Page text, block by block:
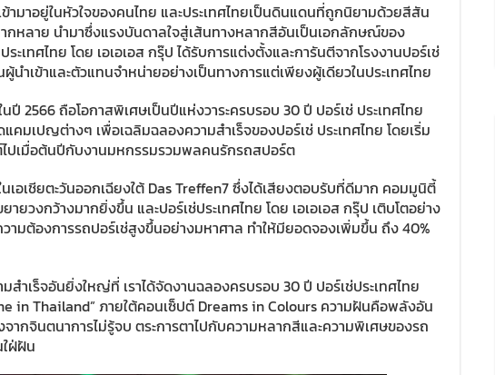
ข้ามาอยู่ในหัวใจของคนไทย และประเทศไทยเป็นดินแดนที่ถูกนิยามด้วยสีสัน
หลาย นำมาซึ่งแรงบันดาลใจสู่เส้นทางหลากสีอันเป็นเอกลักษณ์ของ
ระเทศไทย โดย เอเอเอส กรุ๊ป ได้รับการแต่งตั้งและการันตีจากโรงงานปอร์เช่
ผู้นำเข้าและตัวแทนจำหน่ายอย่างเป็นทางการแต่เพียงผู้เดียวในประเทศไทย
ปี 2566 ถือโอกาสพิเศษเป็นปีแห่งวาระครบรอบ 30 ปี ปอร์เช่ ประเทศไทย
มเปญต่างๆ เพื่อเฉลิมฉลองความสำเร็จของปอร์เช่ ประเทศไทย โดยเริ่ม
ปเมื่อต้นปีกับงานมหกรรมรวมพลคนรักรถสปอร์ต
เอเชียตะวันออกเฉียงใต้ Das Treffen7 ซึ่งได้เสียงตอบรับที่ดีมาก คอมมูนิตี้
ยายวงกว้างมากยิ่งขึ้น และปอร์เช่ประเทศไทย โดย เอเอเอส กรุ๊ป เติบโตอย่าง
ามต้องการรถปอร์เช่สูงขึ้นอย่างมหาศาล ทำให้มียอดจองเพิ่มขึ้น ถึง 40%
สำเร็จอันยิ่งใหญ่ที่ เราได้จัดงานฉลองครบรอบ 30 ปี ปอร์เช่ประเทศไทย
in Thailand” ภายใต้คอนเซ็ปต์ Dreams in Colours ความฝันคือพลังอัน
กจินตนาการไม่รู้จบ ตระการตาไปกับความหลากสีและความพิเศษของรถ
ฝ่ฝัน